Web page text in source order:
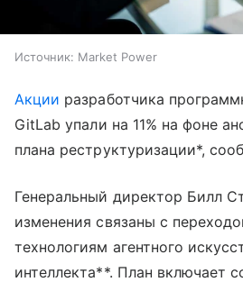
Источник: Market Power
Акции разработчика
GitLab упали на 11% на фоне
плана реструктуризации*,
Генеральный директор Билл
изменения связаны с
технологиям агентного
интеллекта**. План включает